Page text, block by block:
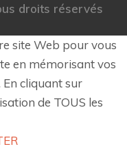
droits réservés
site Web pour vous
en mémorisant vos
En cliquant sur
de TOUS les